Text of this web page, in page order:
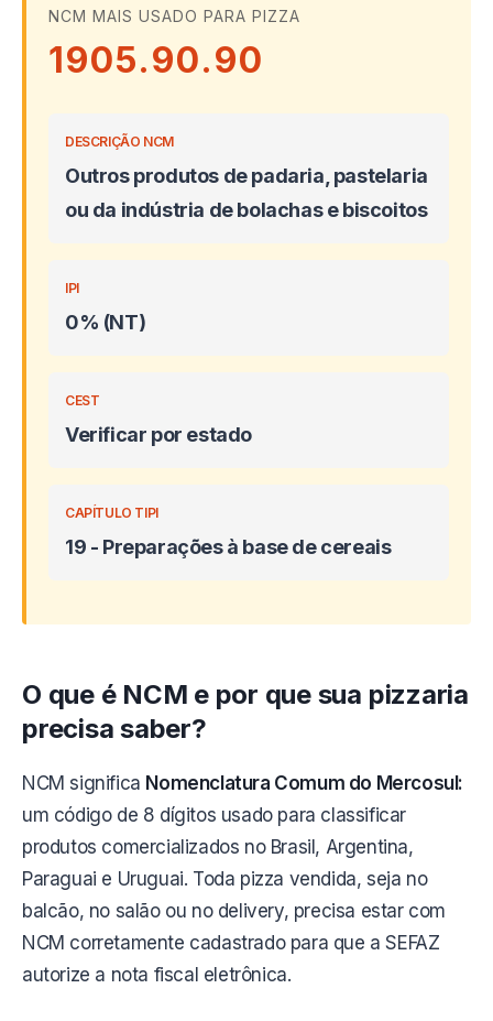
NCM MAIS USADO PARA PIZZA
1905.90.90
DESCRIÇÃO NCM
Outros produtos de padaria, pastelaria
ou da indústria de bolachas e biscoitos
IPI
0% (NT)
CEST
Verificar por estado
CAPÍTULO TIPI
19 - Preparações à base de cereais
O que é NCM e por que sua pizzaria
precisa saber?
NCM significa Nomenclatura Comum do Mercosul:
um código de 8 dígitos usado para classificar
produtos comercializados no Brasil, Argentina,
Paraguai e Uruguai. Toda pizza vendida, seja no
balcão, no salão ou no delivery, precisa estar com
NCM corretamente cadastrado para que a SEFAZ
autorize a nota fiscal eletrônica.